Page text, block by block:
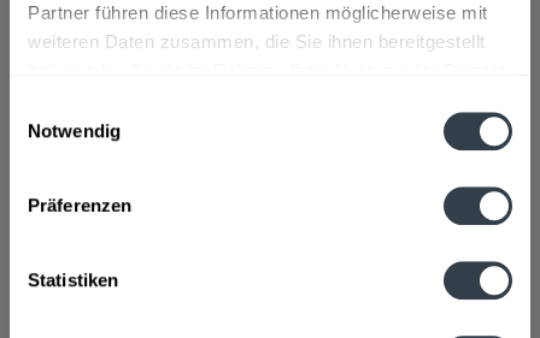
Partner führen diese Informationen möglicherweise mit
weiteren Daten zusammen, die Sie ihnen bereitgestellt
Notwendig
Präferenzen
Statistiken
Flaschengröße:
1 - 1,5 l
Natürliches Mineralwasser, Zucker, Orangensaft (4%) und
Natürliches Mineralwasser, Zucker, Orangensaft (4%) und
Mangosaft (1%) aus Fruchtsaftkonzentraten, Kohlensäure,
Ascorbinsäure als Antioxidationsmittel und für die frische